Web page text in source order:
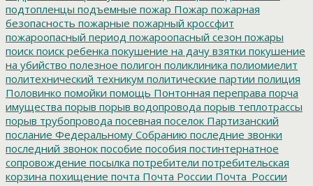
подтопленцы подъемные пожар Пожар пожарная
безопасность пожарные пожарный кроссфит
пожароопасный период пожароопасный сезон пожары
поиск поиск ребенка покушение на дачу взятки покушение
на убийство полезное полигон поликлиника полиомиелит
политехнический техникум политические партии полиция
Половинко помойки помощь Понтонная переправа порча
имущества порыв порыв водопровода порыв теплотрассы
порыв трубопровода посевная поселок Партизанский
послание Федеральному Собранию последние звонки
последний звонок пособие пособия постинтернатное
сопровождение посылка потребители потребительская
корзина похищение почта Почта России Почта_России